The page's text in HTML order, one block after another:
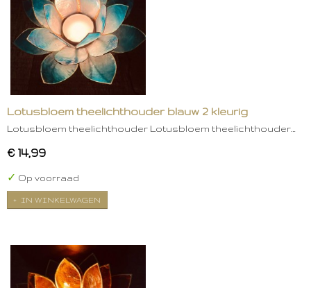
Lotusbloem theelichthouder blauw 2 kleurig
Lotusbloem theelichthouder Lotusbloem theelichthouder…
€ 14,99
✓ Op voorraad
IN WINKELWAGEN